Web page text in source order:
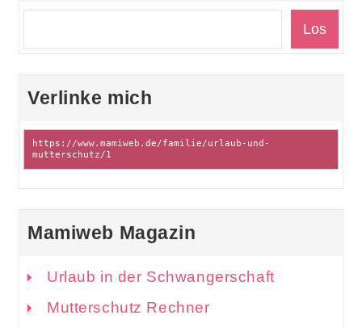
Verlinke mich
Mamiweb Magazin
Urlaub in der Schwangerschaft
Mutterschutz Rechner